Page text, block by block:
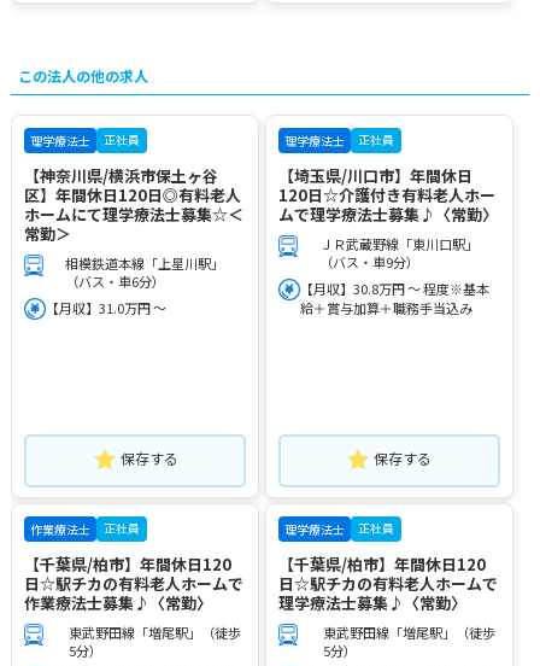
この法人の他の求人
理学療法士 正社員
【神奈川県/横浜市保土ヶ谷
区】年間休日120日◎有料老人
ホームにて理学療法士募集☆＜
常勤＞
相模鉄道本線「上星川駅」
（バス・車6分）
【月収】31.0万円 ～
保存する
理学療法士 正社員
【埼玉県/川口市】年間休日
120日☆介護付き有料老人ホー
ムで理学療法士募集♪〈常勤〉
ＪＲ武蔵野線「東川口駅」
（バス・車9分）
【月収】30.8万円 ～ 程度※基本
給＋賞与加算＋職務手当込み
保存する
作業療法士 正社員
【千葉県/柏市】年間休日120
日☆駅チカの有料老人ホームで
作業療法士募集♪〈常勤〉
東武野田線「増尾駅」（徒歩
5分）
理学療法士 正社員
【千葉県/柏市】年間休日120
日☆駅チカの有料老人ホームで
理学療法士募集♪〈常勤〉
東武野田線「増尾駅」（徒歩
5分）